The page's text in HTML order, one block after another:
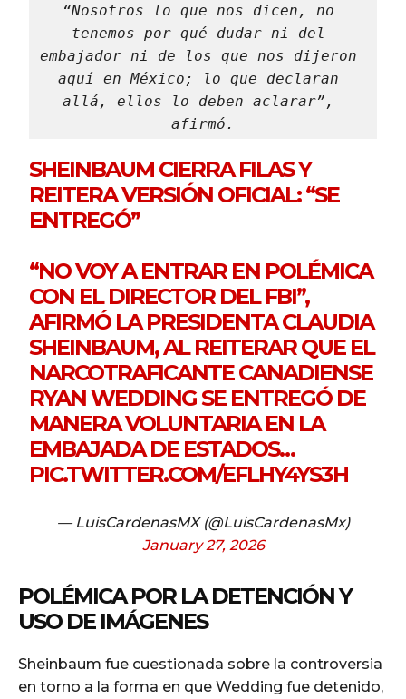
“Nosotros lo que nos dicen, no
tenemos por qué dudar ni del
embajador ni de los que nos dijeron
aquí en México; lo que declaran
allá, ellos lo deben aclarar”,
afirmó.
SHEINBAUM CIERRA FILAS Y
REITERA VERSIÓN OFICIAL: “SE
ENTREGÓ”
“NO VOY A ENTRAR EN POLÉMICA
CON EL DIRECTOR DEL FBI”,
AFIRMÓ LA PRESIDENTA CLAUDIA
SHEINBAUM, AL REITERAR QUE EL
NARCOTRAFICANTE CANADIENSE
RYAN WEDDING SE ENTREGÓ DE
MANERA VOLUNTARIA EN LA
EMBAJADA DE ESTADOS…
PIC.TWITTER.COM/EFLHY4YS3H
— LuisCardenasMX (@LuisCardenasMx)
January 27, 2026
POLÉMICA POR LA DETENCIÓN Y
USO DE IMÁGENES
Sheinbaum fue cuestionada sobre la controversia
en torno a la forma en que Wedding fue detenido,